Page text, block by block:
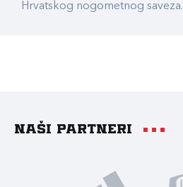
Hrvatskog nogometnog saveza.
Naši partneri